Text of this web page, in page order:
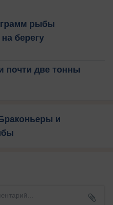
рыбы
берегу
почти две тонны
и